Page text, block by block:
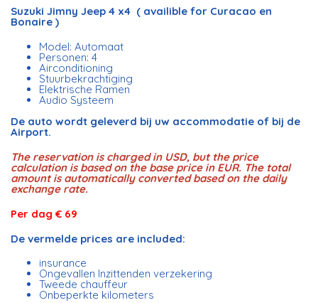
Suzuki Jimny Jeep 4 x4 ( availible for Curacao en
Bonaire )
Model: Automaat
Personen: 4
Airconditioning
Stuurbekrachtiging
Elektrische Ramen
Audio Systeem
De auto wordt geleverd bij uw accommodatie of bij de
Airport.
The reservation is charged in USD, but the price
calculation is based on the base price in EUR. The total
amount is automatically converted based on the daily
exchange rate.
Per dag € 69
De vermelde prices are included:
insurance
Ongevallen Inzittenden verzekering
Tweede chauffeur
Onbeperkte kilometers